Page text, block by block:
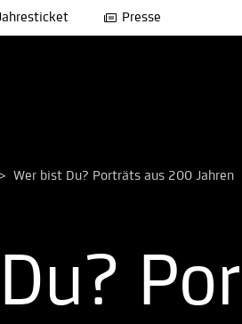
Presse
> Wer bist Du? Porträts aus 200 Jahren